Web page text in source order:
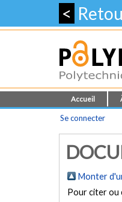
<
Accueil
Se connecter
Monter
Pour citer ou